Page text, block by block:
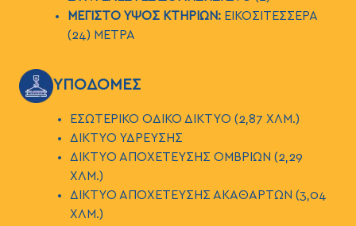
ΜΕΓΙΣΤΟ ΥΨΟΣ ΚΤΗΡΙΩΝ:ΕΙΚΟΣΙΤΕΣΣΕΡΑ
(24) ΜΕΤΡΑ
ΕΙΚΟΝΑΥΠΟΔΟΜΕΣ
EΣΩΤΕΡΙΚΟ ΟΔΙΚΟ ΔΙΚΤΥΟ (2,87 ΧΛΜ.)
ΔΙΚΤΥΟ ΥΔΡΕΥΣΗΣ
ΔΙΚΤΥΟ ΑΠΟΧΕΤΕΥΣΗΣ ΟΜΒΡΙΩΝ (2,29
ΧΛΜ.)
ΔΙΚΤΥΟ ΑΠΟΧΕΤΕΥΣΗΣ ΑΚΑΘΑΡΤΩΝ (3,04
ΧΛΜ.)